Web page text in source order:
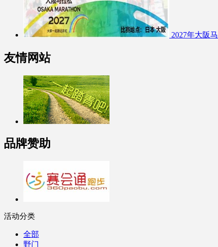
2027年大阪
友情网站
品牌赞助
活动分类
全部
野门